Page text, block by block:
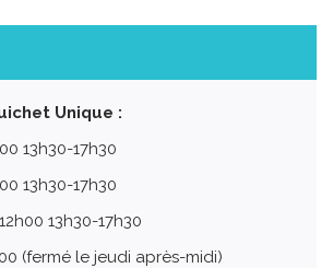
Unique :
13h30-17h30
13h30-17h30
13h30-17h30
(fermé le jeudi après-midi)